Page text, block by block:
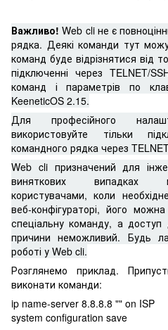
Важливо! Web cli не є
рядка. Деякі команди тут
команд буде відрізнятися від
підключенні через TELNET/
команд і параметрів по
KeeneticOS 2.15.
Для професійного
використовуйте тільки
командного рядка через
Web cli призначений для
виняткових випадках
користувачами, коли
веб-конфігураторі, його
спеціальну команду, а доступ
причини неможливий. Будь
роботі у Web cli.
Розглянемо приклад.
виконати команди:
ip name-server 8.8.8.8 "" on ISP
system configuration save